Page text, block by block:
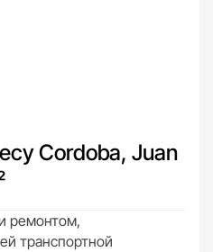
Cordoba, Juan
ремонтом,
транспортной